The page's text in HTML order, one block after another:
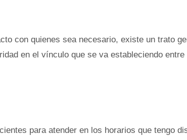
con quienes sea necesario, existe un trato
en el vínculo que se va estableciendo entre
para atender en los horarios que tengo